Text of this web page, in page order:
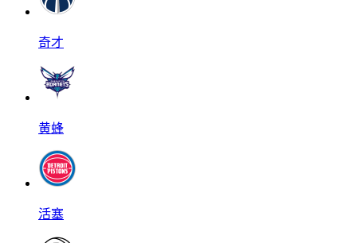
奇才
黄蜂
活塞